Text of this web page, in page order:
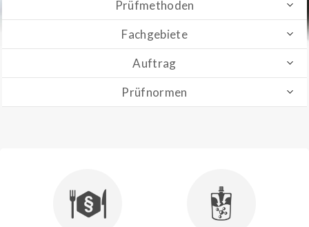
Prüfmethoden
Fachgebiete
Auftrag
Prüfnormen